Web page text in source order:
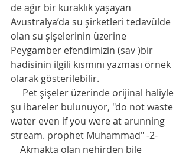
de ağır bir kuraklık yaşayan
Avustralya’da su şirketleri tedavülde
olan su şişelerinin üzerine
Peygamber efendimizin (sav )bir
hadisinin ilgili kısmını yazması örnek
olarak gösterilebilir.
şu ibareler bulunuyor, "do not waste
water even if you were at arunning
stream. prophet Muhammad" -2-